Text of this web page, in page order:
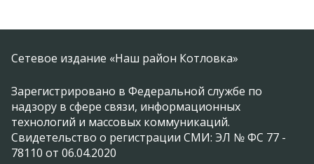
Сетевое издание «Наш район Котловка»
Зарегистрировано в Федеральной службе по
надзору в сфере связи, информационных
технологий и массовых коммуникаций.
Свидетельство о регистрации СМИ: ЭЛ № ФС 77 -
78110 от 06.04.2020